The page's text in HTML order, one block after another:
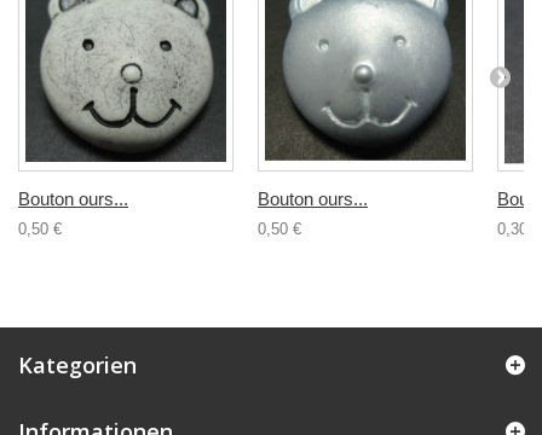
Bouton ours...
0,50 €
Bouton ours...
0,50 € 0,30 €
Kategorien